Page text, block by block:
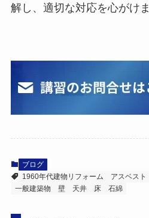
解し、適切な対応を心がけ
ブログ
1960年代建物リフォーム
アスベスト
一般建築物
壁 天井 床 石綿